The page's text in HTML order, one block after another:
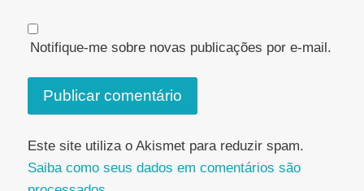
Notifique-me sobre novas publicações por e-mail.
Este site utiliza o Akismet para reduzir spam.
Saiba como seus dados em comentários são